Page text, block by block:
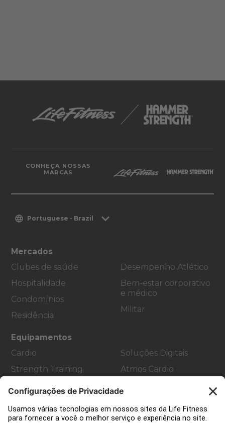
CONHEÇA NOSSAS
MARCAS
Portuguese - Brazil
Mercados
Clubes de saúde
Hospitalidade
Condomínios
Residência
Desempenho Atlético
Bem-estar corporativo
e médico
Militar
Equipamentos
Cardio
Strength Training
Soluções Digitais
Atmos Cardio
Suporte ao Cliente